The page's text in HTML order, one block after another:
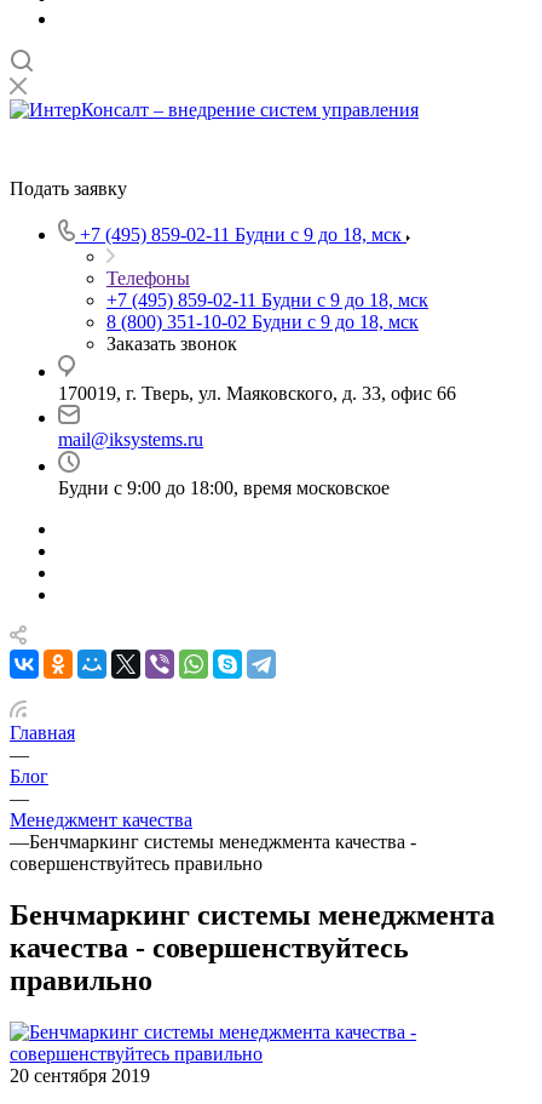
Подать заявку
+7 (495) 859-02-11 Будни с 9 до 18, мск
Телефоны
+7 (495) 859-02-11 Будни с 9 до 18, мск
8 (800) 351-10-02 Будни с 9 до 18, мск
Заказать звонок
170019, г. Тверь, ул. Маяковского, д. 33, офис 66
mail@iksystems.ru
Будни с 9:00 до 18:00, время московское
Главная
—
Блог
—
Менеджмент качества
—Бенчмаркинг системы менеджмента качества -
совершенствуйтесь правильно
Бенчмаркинг системы менеджмента
качества - совершенствуйтесь
правильно
20 сентября 2019